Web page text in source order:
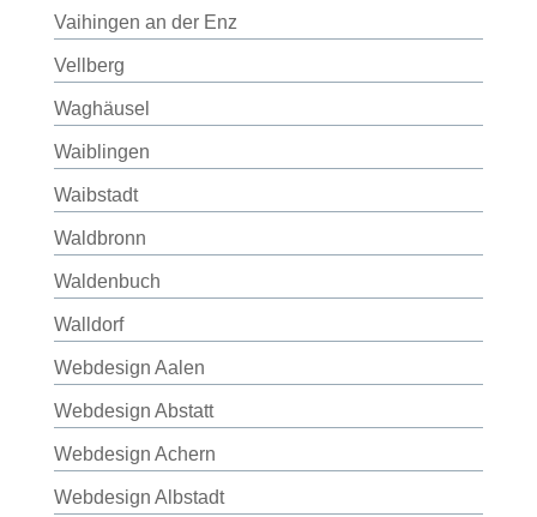
Vaihingen an der Enz
Vellberg
Waghäusel
Waiblingen
Waibstadt
Waldbronn
Waldenbuch
Walldorf
Webdesign Aalen
Webdesign Abstatt
Webdesign Achern
Webdesign Albstadt